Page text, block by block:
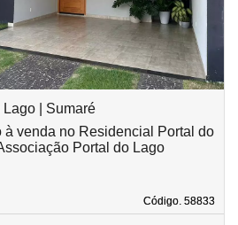
| Sumaré
Código. 58833
Código. 58833
venda no Residencial Portal do
Portal do Lago